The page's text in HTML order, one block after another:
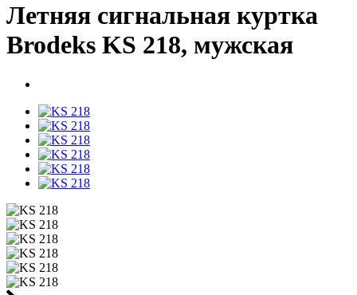
Летняя сигнальная куртка
Brodeks KS 218, мужская